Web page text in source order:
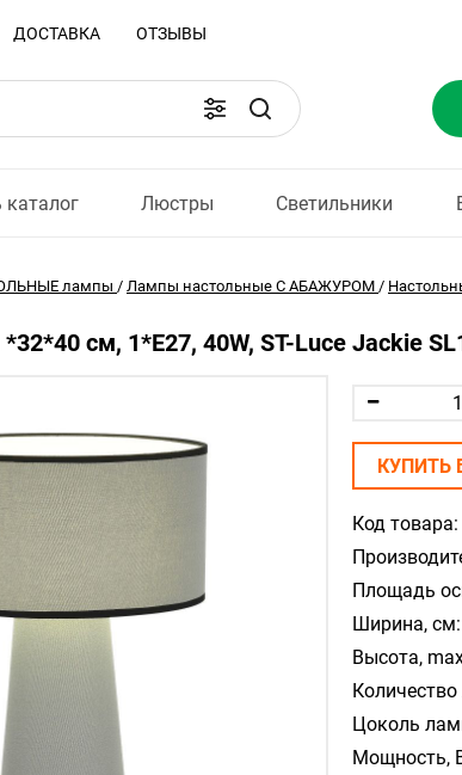
ДОСТАВКА ОТЗЫВЫ
каталог Люстры Светильники
лампы / Лампы настольные С АБАЖУРОМ /
см, 1*E27, 40W, ST-Luce Jackie
Код товара:
Площадь
Ширина, см:
Высота,
Цоколь
Мощность,
КУПИТЬ